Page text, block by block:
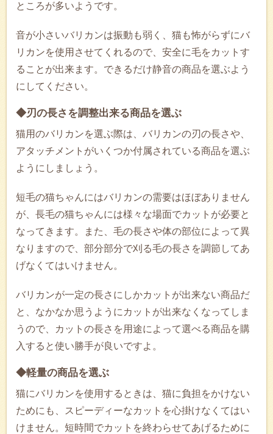
ところが多いようです。
音が小さいバリカンは振動も弱く、猫も怖がらずにバ
リカンを使用させてくれるので、安全に毛をカットす
ることが出来ます。できるだけ静音の商品を選ぶよう
にしてください。
◆刃の長さを調整出来る商品を選ぶ
猫用のバリカンを選ぶ際は、バリカンの刃の長さや、
アタッチメントがいくつか付属されている商品を選ぶ
ようにしましょう。
短毛の猫ちゃんにはバリカンの需要はほぼありません
が、長毛の猫ちゃんには様々な場面でカットが必要と
なってきます。また、毛の長さや体の部位によって異
なりますので、部分部分で刈る毛の長さを調節してあ
げなくてはいけません。
バリカンが一定の長さにしかカットが出来ない商品だ
と、なかなか思うようにカットが出来なくなってしま
うので、カットの長さを用途によって選べる商品を購
入すると使い勝手が良いですよ。
◆軽量の商品を選ぶ
猫にバリカンを使用するときは、猫に負担をかけない
ためにも、スピーディーなカットを心掛けなくてはい
けません。短時間でカットを終わらせてあげるために